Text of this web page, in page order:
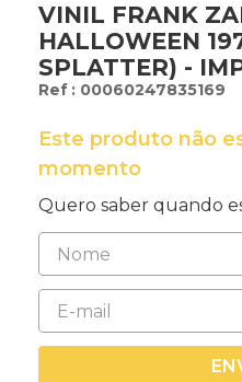
VINIL FRANK
HALLOWEEN
SPLATTER) -
: 00060247835169
Este produto não
momento
Quero saber quando